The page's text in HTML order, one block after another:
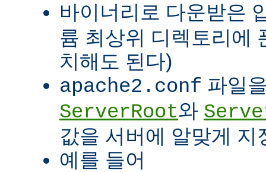
바이너리로 다운받은
륨 최상위 디렉토리에
치해도 된다)
apache2.conf 파일
ServerRoot와
값을 서버에 알맞게 지
예를 들어